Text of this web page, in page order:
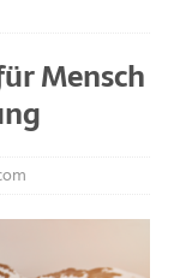
Mensch